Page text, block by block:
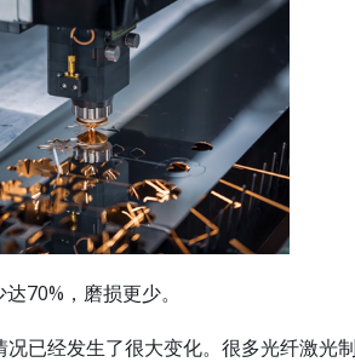
70%，磨损更少。
已经发生了很大变化。很多光纤激光